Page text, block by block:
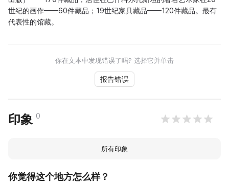
世纪的画作——60件藏品；19世纪家具藏品——120件藏品。最有
代表性的馆藏。
你在文本中发现错误了吗? 选择它并单击
报告错误
印象 0
所有印象
你觉得这个地方怎么样？